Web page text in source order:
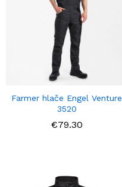
Farmer hlače Engel Venture
3520
€79.30